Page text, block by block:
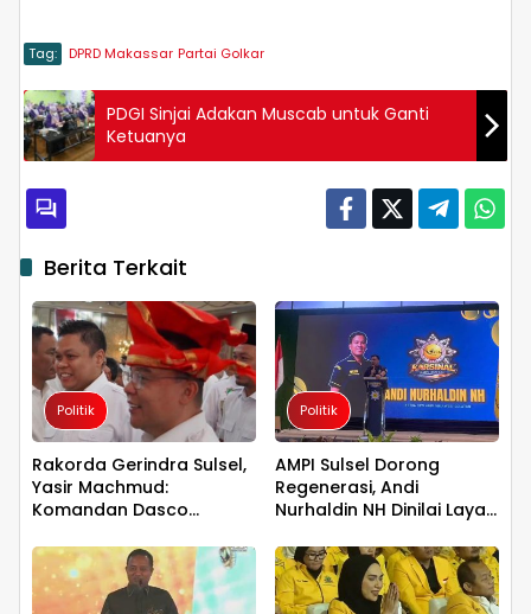
Tag: DPRD Makassar Partai Golkar
PDGI Sinjai Adakan Muscab untuk Ganti
Ketuanya
Berita Terkait
Politik
Rakorda Gerindra Sulsel,
Yasir Machmud:
Komandan Dasco
Baru, Semangat Kader
Berlipat Ganda
Politik
AMPI Sulsel Dorong
Regenerasi, Andi
Nurhaldin NH Dinilai Layak
Golkar